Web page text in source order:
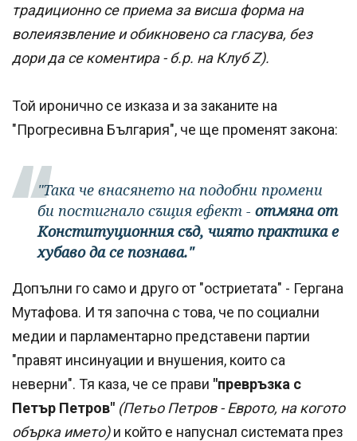
традиционно се приема за висша форма на
волеиязвление и обикновено са гласува, без
дори да се коментира - б.р. на Клуб Z).
Той иронично се изказа и за заканите на
"Прогресивна България", че ще променят закона:
"Така че внасянето на подобни промени
би постигнало същия ефект - отмяна от
Конституционния съд, чиято практика е
хубаво да се познава."
Допълни го само и друго от "остриетата" - Гергана
Мутафова. И тя започна с това, че по социални
медии и парламентарно представени партии
"правят инсинуации и внушения, които са
неверни". Тя каза, че се прави "превръзка с
Петър Петров" (Петьо Петров - Еврото, на когото
обърка името)и който е напуснал системата през